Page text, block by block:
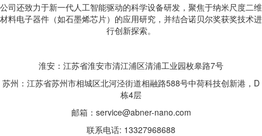
公司还致力于新一代人工智能驱动的科学设备研发，聚焦于纳米尺度二维
材料电子器件（如石墨烯芯片）的应用研究，并结合诺贝尔奖获奖技术进
行创新探索。
淮安：江苏省淮安市清江浦区清浦工业园枚皋路7号
苏州：江苏省苏州市相城区北河泾街道相融路588号中荷科技创新港，D
栋4层
邮箱：service@abner-nano.com
联系电话: 13327968688